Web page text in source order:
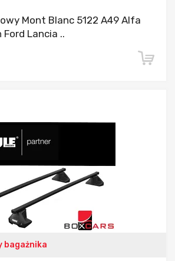
Mont Blanc 5122 A49 Alfa
Lancia ..
bagażnika